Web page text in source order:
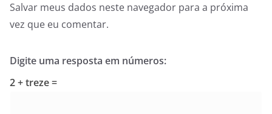
Salvar meus dados neste navegador para a próxima
vez que eu comentar.
Digite uma resposta em números:
2 + treze =